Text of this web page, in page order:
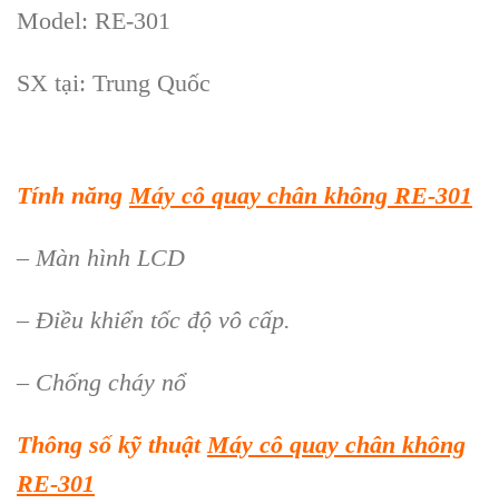
Model: RE-301
SX tại: Trung Quốc
Tính năngMáy cô quay chân không RE-301
– Màn hình LCD
– Điều khiển tốc độ vô cấp.
– Chống cháy nổ
Thông số kỹ thuật Máy cô quay chân không
RE-301